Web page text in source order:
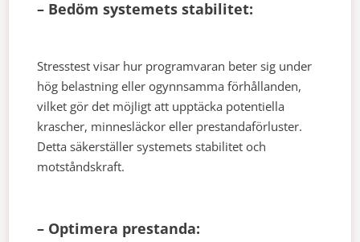
– Bedöm systemets stabilitet:
Stresstest visar hur programvaran beter sig under
hög belastning eller ogynnsamma förhållanden,
vilket gör det möjligt att upptäcka potentiella
krascher, minnesläckor eller prestandaförluster.
Detta säkerställer systemets stabilitet och
motståndskraft.
– Optimera prestanda: